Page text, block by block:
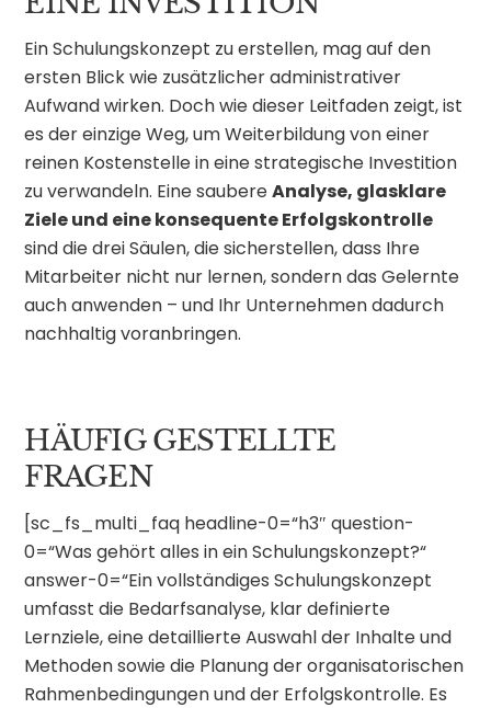
Ein Schulungskonzept zu erstellen, mag auf den
ersten Blick wie zusätzlicher administrativer
Aufwand wirken. Doch wie dieser Leitfaden zeigt, ist
es der einzige Weg, um Weiterbildung von einer
reinen Kostenstelle in eine strategische Investition
zu verwandeln. Eine saubereAnalyse, glasklare
Ziele und eine konsequente Erfolgskontrolle
sind die drei Säulen, die sicherstellen, dass Ihre
Mitarbeiter nicht nur lernen, sondern das Gelernte
auch anwenden – und Ihr Unternehmen dadurch
nachhaltig voranbringen.
HÄUFIG GESTELLTE
FRAGEN
[sc_fs_multi_faq headline-0=“h3″ question-
0=“Was gehört alles in ein Schulungskonzept?“
answer-0=“Ein vollständiges Schulungskonzept
umfasst die Bedarfsanalyse, klar definierte
Lernziele, eine detaillierte Auswahl der Inhalte und
Methoden sowie die Planung der organisatorischen
Rahmenbedingungen und der Erfolgskontrolle. Es